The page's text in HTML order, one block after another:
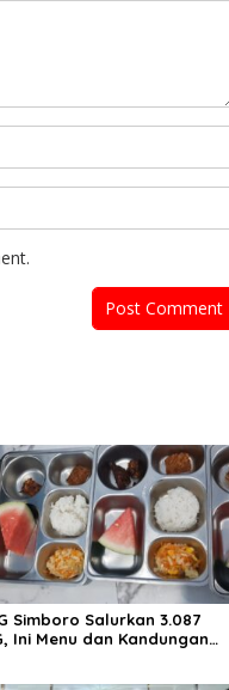
Simboro Salurkan 3.087
Ini Menu dan Kandungan